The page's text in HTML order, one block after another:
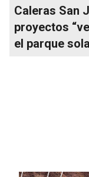
Caleras San
proyectos
el parque